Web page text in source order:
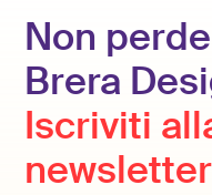
Non
Brera
Iscriviti
newsletter